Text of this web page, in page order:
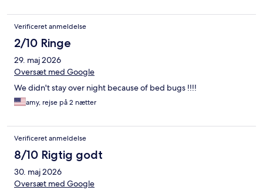
Verificeret anmeldelse
2/10 Ringe
29. maj 2026
Oversæt med Google
We didn't stay over night because of bed bugs !!!!
amy, rejse på 2 nætter
Verificeret anmeldelse
8/10 Rigtig godt
30. maj 2026
Oversæt med Google